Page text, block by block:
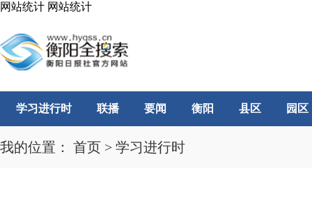
网站统计 网站统计
学习进行时 联播 要闻 衡阳 县区 园区
我的位置： 首页 > 学习进行时